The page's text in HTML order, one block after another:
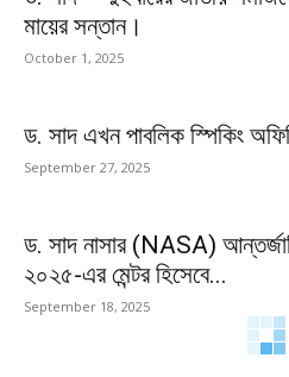
মায়ের সন্তান।
October 1, 2025
ড. সাদ এখন পাবলিক স্পিকিং
September 27, 2025
ড. সাদ নাসার (NASA)
২০২৫-এর মেন্টর হিসেবে...
September 18, 2025